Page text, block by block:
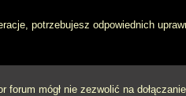
potrzebujesz odpowiednich
mógł nie zezwolić na